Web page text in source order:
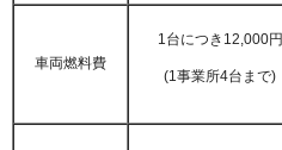
車両燃料費
1台につき12,000円
(1事業所4台まで)